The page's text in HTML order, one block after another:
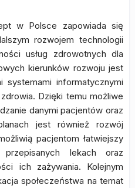
w Polsce zapowiada się
rozwojem technologii
usług zdrowotnych dla
kierunków rozwoju jest
informatycznymi
Dzięki temu możliwe
danymi pacjentów oraz
jest również rozwój
pacjentom łatwiejszy
lekach oraz
ich zażywania. Kolejnym
społeczeństwa na temat